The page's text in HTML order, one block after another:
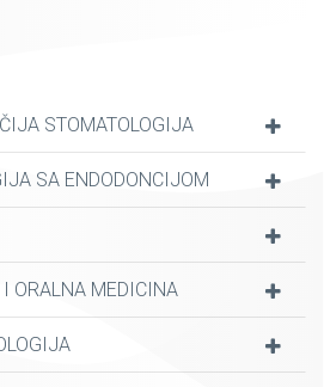
u našoj ordinaciji koristimo
stranih brendova iz oblasi
i protetike što garantuje
posjetiti jer mi vaše povjerenje
STOMATOLOGIJA
SA ENDODONCIJOM
ORALNA MEDICINA